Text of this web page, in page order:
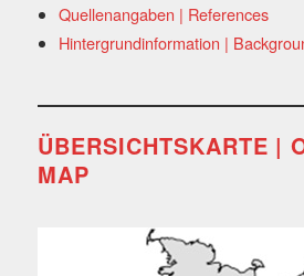
Quellenangaben | References
Hintergrundinformation |
ÜBERSICHTSKARTE |
MAP